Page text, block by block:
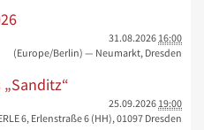
31.08.2026 16:00
(Europe/Berlin) — Neumarkt, Dresden
25.09.2026 19:00
6, Erlenstraße 6 (HH), 01097 Dresden